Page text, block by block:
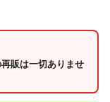
販は一切ありませ